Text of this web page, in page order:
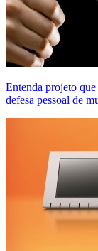
Entenda projeto
defesa pessoal de